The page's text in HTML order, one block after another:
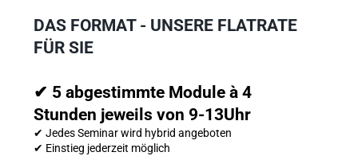
DAS FORMAT - UNSERE FLATRATE
FÜR SIE
✔ 5 abgestimmte Module à 4
Stunden jeweils von 9-13Uhr
✔ Jedes Seminar wird hybrid angeboten
✔ Einstieg jederzeit möglich